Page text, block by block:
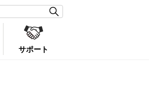
サポート